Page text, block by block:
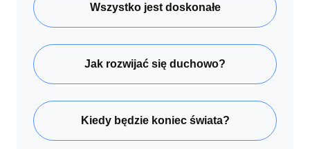
Wszystko jest doskonałe
Jak rozwijać się duchowo?
Kiedy będzie koniec świata?